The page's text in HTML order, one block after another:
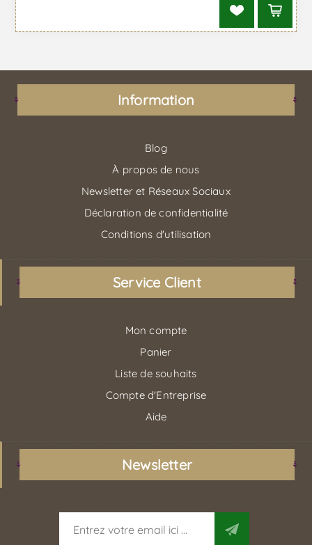
Information
Blog
À propos de nous
Newsletter et Réseaux Sociaux
Déclaration de confidentialité
Conditions d'utilisation
Service Client
Mon compte
Panier
Liste de souhaits
Compte d'Entreprise
Aide
Newsletter